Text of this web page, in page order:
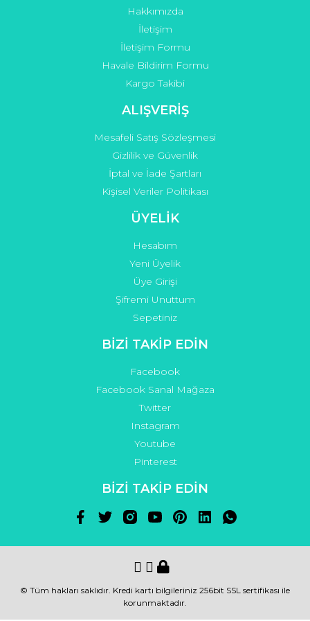
Gönder
Hakkımızda
İletişim
İletişim Formu
Havale Bildirim Formu
Kargo Takibi
ALIŞVERİŞ
Mesafeli Satış Sözleşmesi
Gizlilik ve Güvenlik
İptal ve İade Şartları
Kişisel Veriler Politikası
ÜYELİK
Hesabım
Yeni Üyelik
Üye Girişi
Şifremi Unuttum
Sepetiniz
BİZİ TAKİP EDİN
Facebook
Facebook Sanal Mağaza
Twitter
Instagram
Youtube
Pinterest
BİZİ TAKİP EDİN
© Tüm hakları saklıdır. Kredi kartı bilgileriniz 256bit SSL sertifikası ile
korunmaktadır.